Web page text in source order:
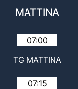
MATTINA
07:00
TG MATTINA
07:15